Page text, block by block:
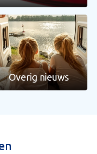
Overig nieuws